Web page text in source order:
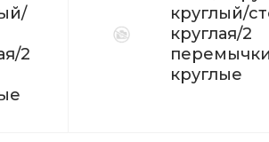
2
круглый/
круглая/2
круглые